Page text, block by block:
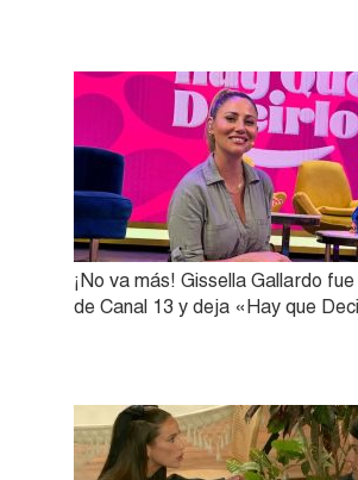
¡No va más! Gissella Gallardo
de Canal 13 y deja «Hay que